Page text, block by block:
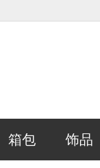
箱包 饰品